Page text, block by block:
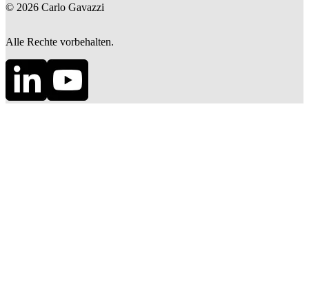
© 2026 Carlo Gavazzi
Alle Rechte vorbehalten.